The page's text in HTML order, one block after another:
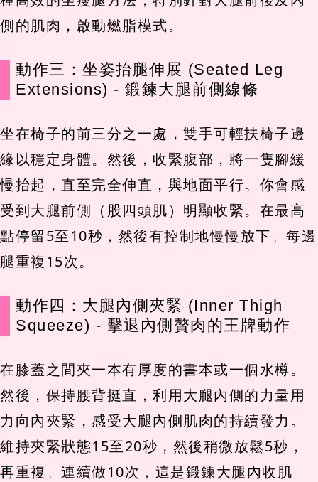
側的肌肉，啟動燃脂模式。
動作三：坐姿抬腿伸展 (Seated Leg
Extensions) - 鍛鍊大腿前側線條
坐在椅子的前三分之一處，雙手可輕扶椅子邊
緣以穩定身體。然後，收緊腹部，將一隻腳緩
慢抬起，直至完全伸直，與地面平行。你會感
受到大腿前側（股四頭肌）明顯收緊。在最高
點停留5至10秒，然後有控制地慢慢放下。每邊
腿重複15次。
動作四：大腿內側夾緊 (Inner Thigh
Squeeze) - 擊退內側贅肉的王牌動作
在膝蓋之間夾一本有厚度的書本或一個水樽。
然後，保持腰背挺直，利用大腿內側的力量用
力向內夾緊，感受大腿內側肌肉的持續發力。
維持夾緊狀態15至20秒，然後稍微放鬆5秒，
再重複。連續做10次，這是鍛鍊大腿內收肌